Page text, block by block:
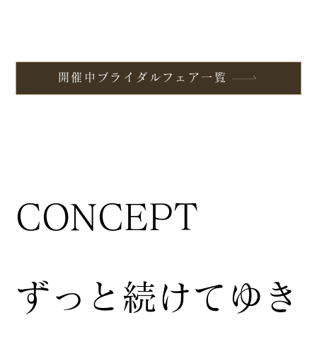
開催中ブライダルフェア一覧
CONCEPT
ずっと続けてゆき